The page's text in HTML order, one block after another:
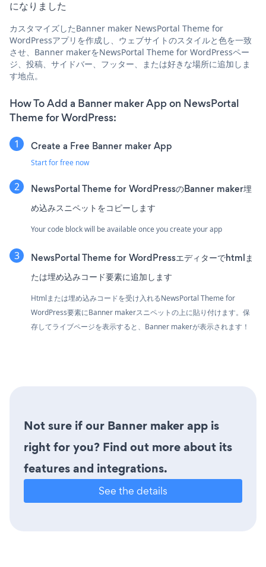
になりました
カスタマイズしたBanner maker NewsPortal Theme for
WordPressアプリを作成し、ウェブサイトのスタイルと色を一致
させ、Banner makerをNewsPortal Theme for WordPressペー
ジ、投稿、サイドバー、フッター、または好きな場所に追加しま
す地点。
How To Add a Banner maker App on NewsPortal
Theme for WordPress:
Create a Free Banner maker App
Start for free now
NewsPortal Theme for WordPressのBanner maker埋
め込みスニペットをコピーします
Your code block will be available once you create your app
NewsPortal Theme for WordPressエディターでhtmlま
たは埋め込みコード要素に追加します
Htmlまたは埋め込みコードを受け入れるNewsPortal Theme for
WordPress要素にBanner makerスニペットの上に貼り付けます。保
存してライブページを表示すると、Banner makerが表示されます！
Not sure if our Banner maker app is
right for you? Find out more about its
features and integrations.
See the details